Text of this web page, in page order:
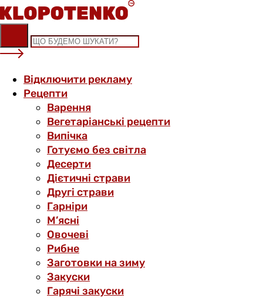
Skip
to
content
Відключити рекламу
Рецепти
Варення
Вегетаріанські рецепти
Випічка
Готуємо без світла
Десерти
Дієтичні страви
Другі страви
Гарніри
М’ясні
Овочеві
Рибне
Заготовки на зиму
Закуски
Гарячі закуски